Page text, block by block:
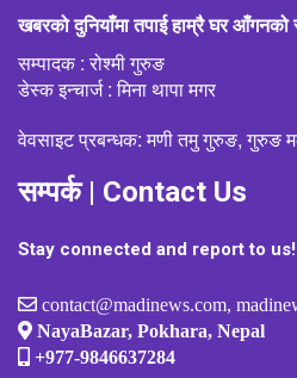
खबरको दुनियाँमा तपाई हाम्रै घर आँगनको
सम्पादक : रोश्मी गुरुङ
डेस्क इन्चार्ज : मिना थापा मगर
वेवसाइट प्रबन्धक: मणी तमु गुरुङ, गुरुङ
सम्पर्क | Contact Us
Stay connected and report to us!
contact@madinews.com,
NayaBazar, Pokhara, Nepal
+977-9846637284